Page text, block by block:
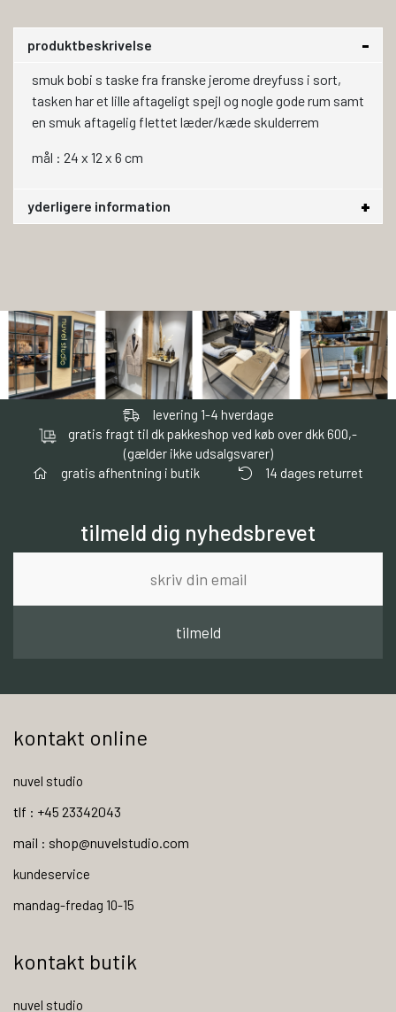
produktbeskrivelse
smuk bobi s taske fra franske jerome dreyfuss i sort,
tasken har et lille aftageligt spejl og nogle gode rum samt
en smuk aftagelig flettet læder/kæde skulderrem
mål : 24 x 12 x 6 cm
yderligere information
levering 1-4 hverdage
gratis fragt til dk pakkeshop ved køb over dkk 600,-
(gælder ikke udsalgsvarer)
gratis afhentning i butik
14 dages returret
tilmeld dig nyhedsbrevet
tilmeld
kontakt online
nuvel studio
tlf : +45 23342043
mail : shop@nuvelstudio.com
kundeservice
mandag-fredag 10-15
kontakt butik
nuvel studio